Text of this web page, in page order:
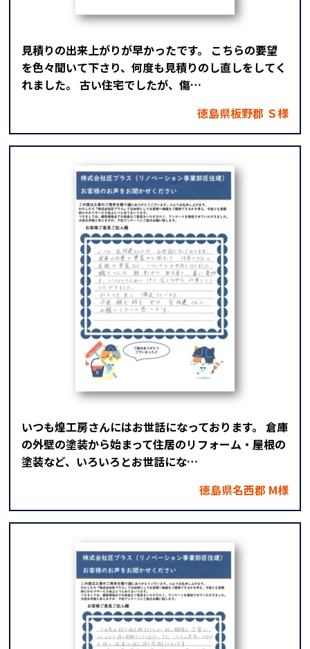
見積りの出来上がりが早かったです。 こちらの要望
を色々聞いて下さり、何度も見積りのし直しをしてく
れました。 古い住宅でしたが、傷…
徳島県板野郡 Ｓ様
いつも煌工房さんにはお世話になっております。 倉庫
の外壁の塗装から始まって住居のリフォーム・屋根の
塗装など、いろいろとお世話にな…
徳島県名西郡 M様